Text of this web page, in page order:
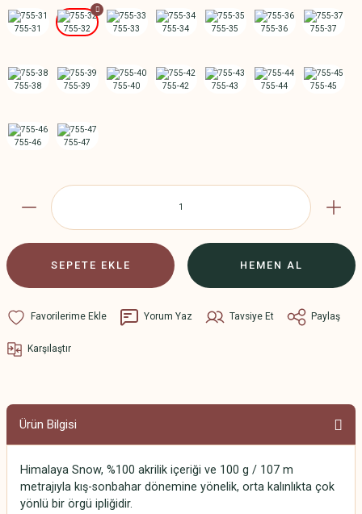
SEPETE EKLE HEMEN AL
Yorum Yaz Tavsiye Et Paylaş
Karşılaştır
Ürün Bilgisi
Himalaya Snow, %100 akrilik içeriği ve 100 g / 107 m
metrajıyla kış-sonbahar dönemine yönelik, orta kalınlıkta çok
yönlü bir örgü ipliğidir.